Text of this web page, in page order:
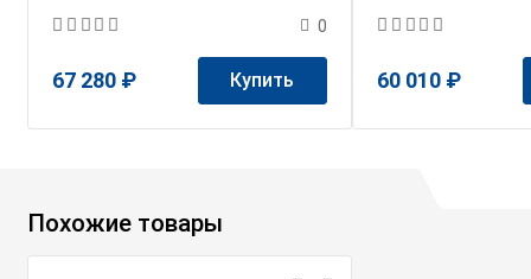
0
67 280 ₽ Купить 60 010 ₽
Похожие товары